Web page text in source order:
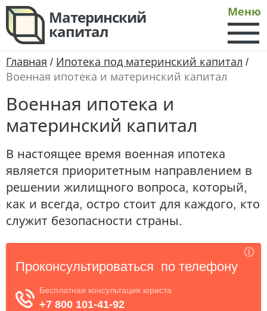
Материнский
капитал
Меню
Главная / Ипотека под материнский капитал /
Военная ипотека и материнский капитал
Военная ипотека и
материнский капитал
В настоящее время военная ипотека
является приоритетным направлением в
решении жилищного вопроса, который,
как и всегда, остро стоит для каждого, кто
служит безопасности страны.